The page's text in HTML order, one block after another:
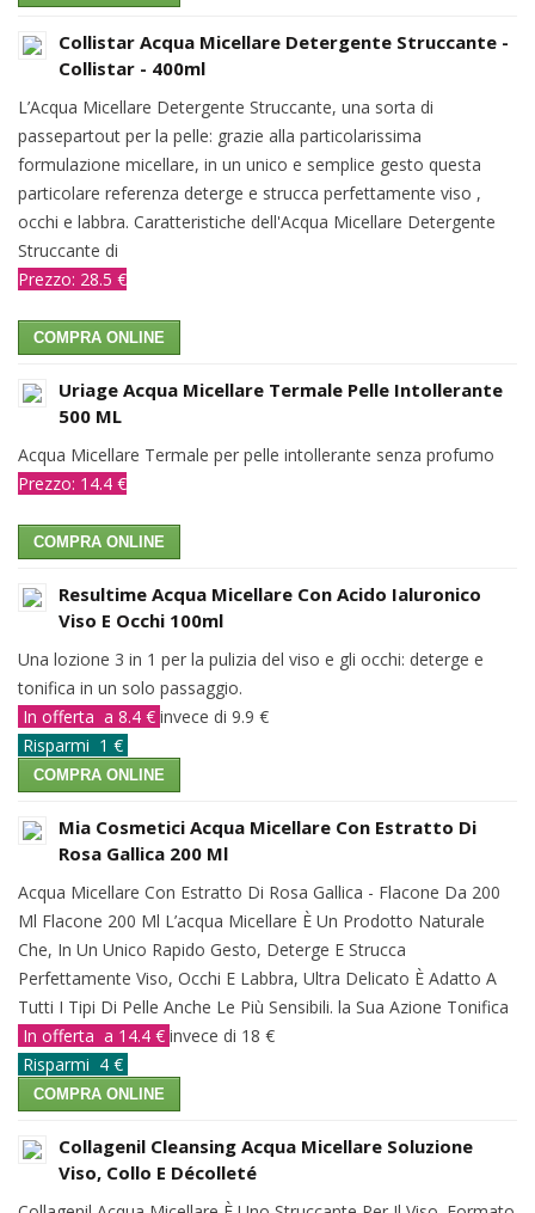
Collistar Acqua Micellare Detergente Struccante -
Collistar - 400ml
L’Acqua Micellare Detergente Struccante, una sorta di
passepartout per la pelle: grazie alla particolarissima
formulazione micellare, in un unico e semplice gesto questa
particolare referenza deterge e strucca perfettamente viso ,
occhi e labbra. Caratteristiche dell'Acqua Micellare Detergente
Struccante di
Prezzo: 28.5 €
COMPRA ONLINE
Uriage Acqua Micellare Termale Pelle Intollerante
500 ML
Acqua Micellare Termale per pelle intollerante senza profumo
Prezzo: 14.4 €
COMPRA ONLINE
Resultime Acqua Micellare Con Acido Ialuronico
Viso E Occhi 100ml
Una lozione 3 in 1 per la pulizia del viso e gli occhi: deterge e
tonifica in un solo passaggio.
In offerta a 8.4 € invece di 9.9 €
Risparmi 1 €
COMPRA ONLINE
Mia Cosmetici Acqua Micellare Con Estratto Di
Rosa Gallica 200 Ml
Acqua Micellare Con Estratto Di Rosa Gallica - Flacone Da 200
Ml Flacone 200 Ml L’acqua Micellare È Un Prodotto Naturale
Che, In Un Unico Rapido Gesto, Deterge E Strucca
Perfettamente Viso, Occhi E Labbra, Ultra Delicato È Adatto A
Tutti I Tipi Di Pelle Anche Le Più Sensibili. la Sua Azione Tonifica
In offerta a 14.4 € invece di 18 €
Risparmi 4 €
COMPRA ONLINE
Collagenil Cleansing Acqua Micellare Soluzione
Viso, Collo E Décolleté